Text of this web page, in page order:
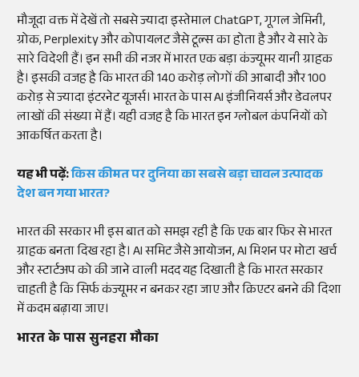
मौजूदा वक्त में देखें तो सबसे ज्यादा इस्तेमाल ChatGPT, गूगल जेमिनी,
ग्रोक, Perplexity और कोपायलट जैसे टूल्स का होता है और ये सारे के
सारे विदेशी हैं। इन सभी की नजर में भारत एक बड़ा कंज्यूमर यानी ग्राहक
है। इसकी वजह है कि भारत की 140 करोड़ लोगों की आबादी और 100
करोड़ से ज्यादा इंटरनेट यूजर्स। भारत के पास AI इंजीनियर्स और डेवलपर
लाखों की संख्या में हैं। यही वजह है कि भारत इन ग्लोबल कंपनियों को
आकर्षित करता है।
यह भी पढ़ें:किस कीमत पर दुनिया का सबसे बड़ा चावल उत्पादक
देश बन गया भारत?
भारत की सरकार भी इस बात को समझ रही है कि एक बार फिर से भारत
ग्राहक बनता दिख रहा है। AI समिट जैसे आयोजन, AI मिशन पर मोटा खर्च
और स्टार्टअप को की जाने वाली मदद यह दिखाती है कि भारत सरकार
चाहती है कि सिर्फ कंज्यूमर न बनकर रहा जाए और क्रिएटर बनने की दिशा
में कदम बढ़ाया जाए।
भारत के पास सुनहरा मौका